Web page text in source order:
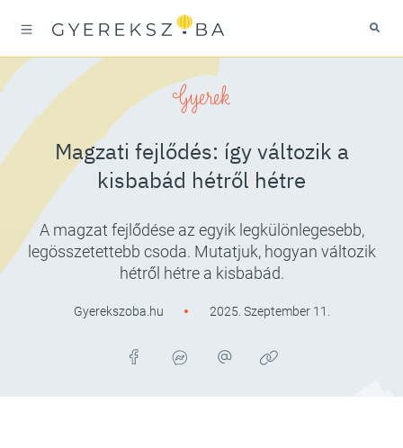
Gyerek
Magzati fejlődés: így változik a
kisbabád hétről hétre
A magzat fejlődése az egyik legkülönlegesebb,
legösszetettebb csoda. Mutatjuk, hogyan változik
hétről hétre a kisbabád.
Gyerekszoba.hu 2025. Szeptember 11.